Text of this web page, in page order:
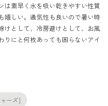
は素早く水を吸い乾きやすい性質
嬉しい。通気性も良いので暑い時
けとして、冷房避けとして、お風
りにと何枚あっても困らないアイ
ーズ]